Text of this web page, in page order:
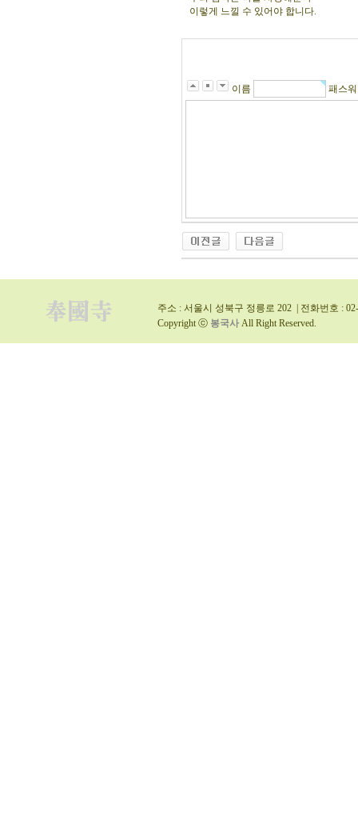
이렇게 느낄 수 있어야 합니다.
이름 패스
주소 : 서울시 성북구 정릉로 202 | 전화번호 :
Copyright ⓒ 봉국사 All Right Reserved.